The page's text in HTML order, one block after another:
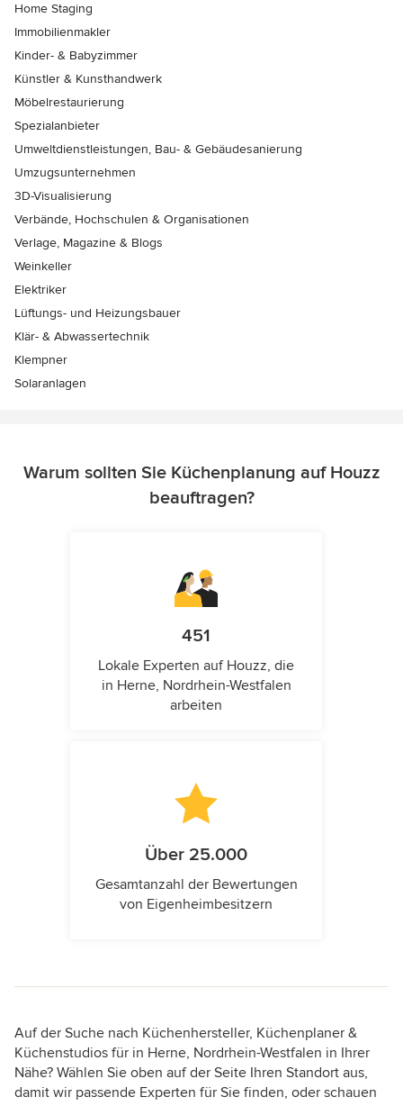
Home Staging
Immobilienmakler
Kinder- & Babyzimmer
Künstler & Kunsthandwerk
Möbelrestaurierung
Spezialanbieter
Umweltdienstleistungen, Bau- & Gebäudesanierung
Umzugsunternehmen
3D-Visualisierung
Verbände, Hochschulen & Organisationen
Verlage, Magazine & Blogs
Weinkeller
Elektriker
Lüftungs- und Heizungsbauer
Klär- & Abwassertechnik
Klempner
Solaranlagen
Warum sollten Sie Küchenplanung auf Houzz
beauftragen?
451
Lokale Experten auf Houzz, die
in Herne, Nordrhein-Westfalen
arbeiten
Über 25.000
Gesamtanzahl der Bewertungen
von Eigenheimbesitzern
Auf der Suche nach Küchenhersteller, Küchenplaner &
Küchenstudios für in Herne, Nordrhein-Westfalen in Ihrer
Nähe? Wählen Sie oben auf der Seite Ihren Standort aus,
damit wir passende Experten für Sie finden, oder schauen